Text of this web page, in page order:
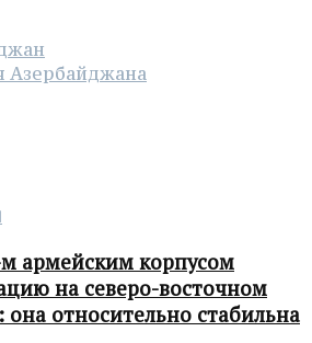
Азербайджана
армейским корпусом
на северо-восточном
она относительно стабильна